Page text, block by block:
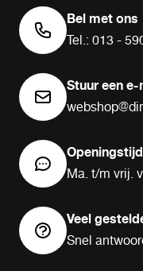
Bel met ons
Tel.: 013 -
Stuur een
Ma. t/m vrij.
Veel
Snel